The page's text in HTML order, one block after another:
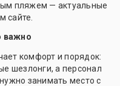
пляжем — актуальные
сайте.
важно
комфорт и порядок:
шезлонги, а персонал
занимать место с